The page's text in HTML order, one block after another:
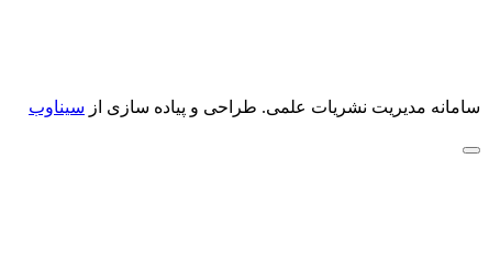
سامانه مدیریت نشریات علمی. طراحی و پیاده سازی از سیناوب